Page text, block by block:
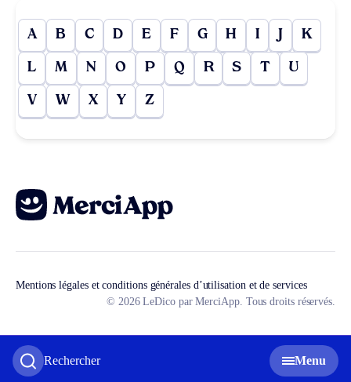
Rechercher Menu
A B C D E F G H I J K
L M N O P Q R S T U
V W X Y Z
Mentions légales et conditions générales d’utilisation et de services
© 2026 LeDico par MerciApp. Tous droits réservés.